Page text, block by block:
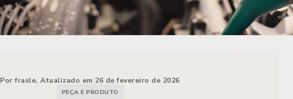
Por frasle, Atualizado em 26 de fevereiro de 2026
PEÇA E PRODUTO